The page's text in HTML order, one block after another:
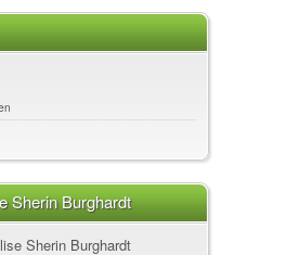
Sherin Burghardt
Sherin Burghardt